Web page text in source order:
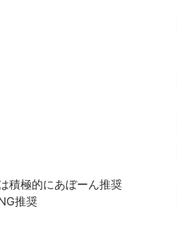
積極的にあぼーん推奨
推奨